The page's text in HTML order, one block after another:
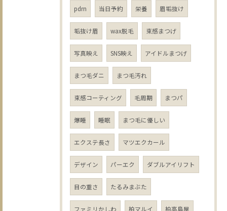
pdrn 当日予約 栄養 眉垢抜け
垢抜け眉 wax脱毛 束感まつげ
写真映え SNS映え アイドルまつげ
まつ毛ダニ まつ毛汚れ
束感コーティング 毛周期 まつパ
爆睡 睡眠 まつ毛に優しい
エクステ長さ マツエクカール
デザイン パーエク ダブルアイリフト
目の重さ たるみまぶた
ファミリかしわ 柏マルイ 柏高島屋